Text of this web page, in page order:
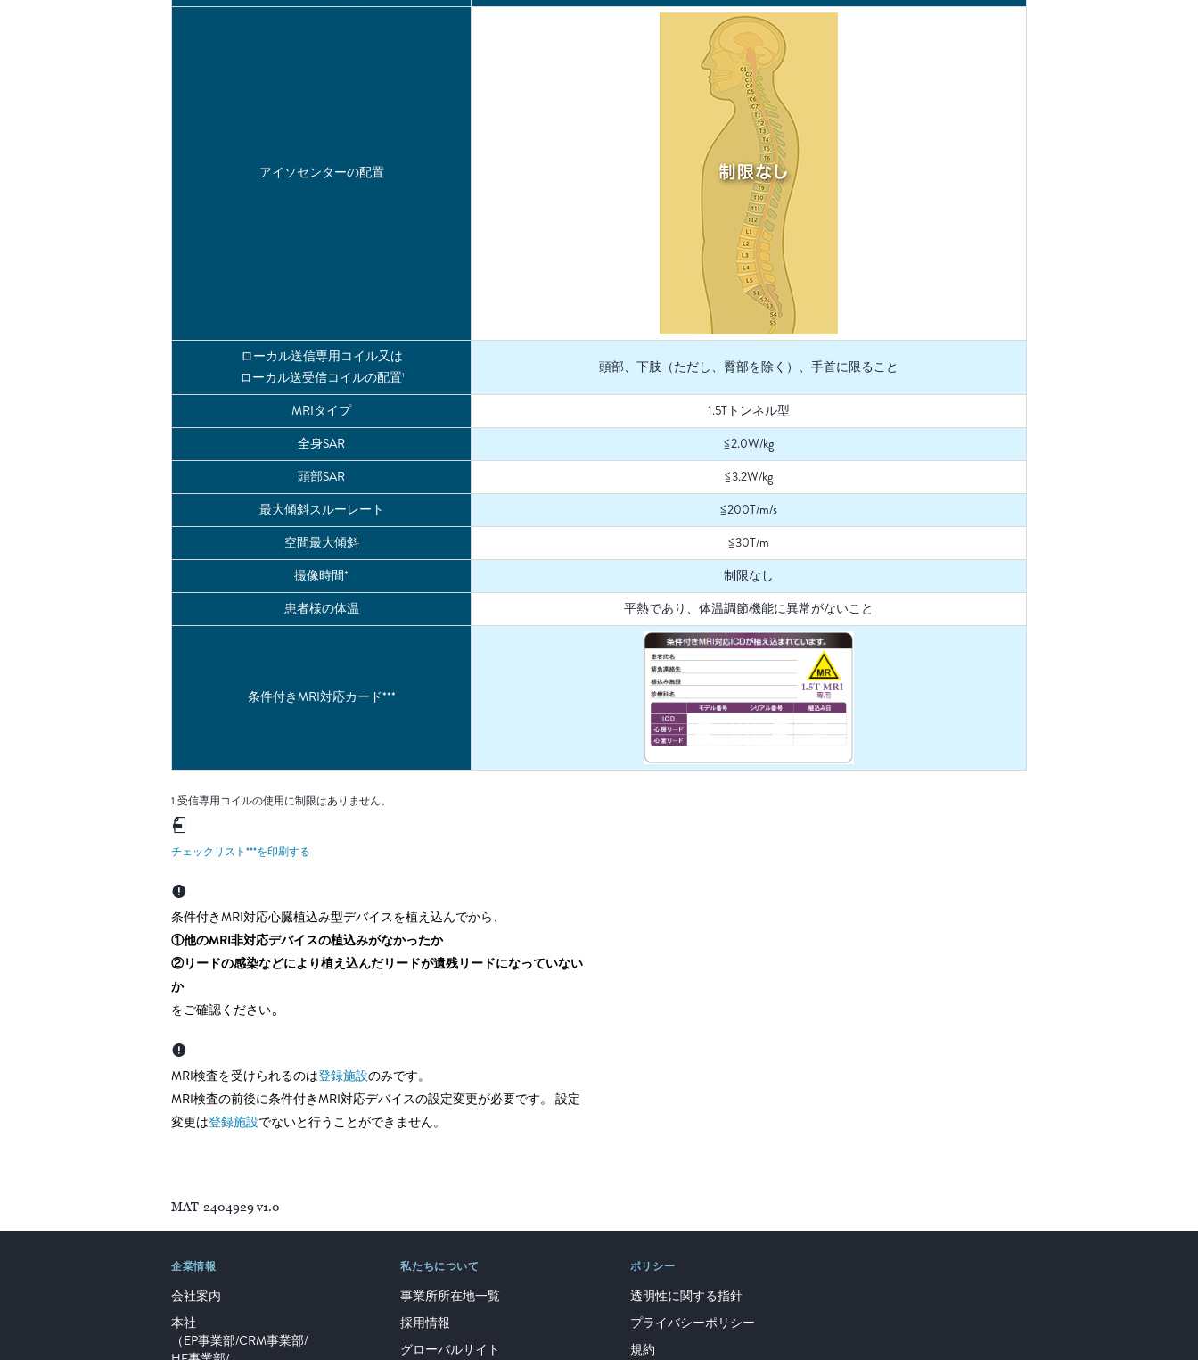
アイソセンターの配置
ローカル送信専用コイル又は
ローカル送受信コイルの配置1 頭部、下肢（ただし、臀部を除く）、手首に限ること
MRIタイプ
1.5Tトンネル型
全身SAR
≦2.0W/kg
頭部SAR
≦3.2W/kg
最大傾斜スルーレート
≦200T/m/s
空間最大傾斜
≦30T/m
撮像時間*
制限なし
患者様の体温
平熱であり、体温調節機能に異常がないこと
条件付きMRI対応カード***
1.受信専用コイルの使用に制限はありません。
チェックリスト***を印刷する
条件付きMRI対応心臓植込み型デバイスを植え込んでから、
①他のMRI非対応デバイスの植込みがなかったか
②リードの感染などにより植え込んだリードが遺残リードになっていない
か
をご確認ください。
MRI検査を受けられるのは登録施設のみです。
MRI検査の前後に条件付きMRI対応デバイスの設定変更が必要です。 設定
変更は登録施設でないと行うことができません。
MAT-2404929 v1.0
企業情報
会社案内
本社
（EP事業部/CRM事業部/
私たちについて
事業所所在地一覧
採用情報
グローバルサイト
ポリシー
透明性に関する指針
プライバシーポリシー
規約